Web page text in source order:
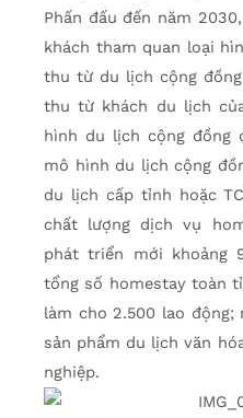
Phấn đấu đến năm
khách tham quan loại
thu từ du lịch cộng
thu từ khách du lịch
hình du lịch cộng đồng
mô hình du lịch cộng
du lịch cấp tỉnh hoặc
chất lượng dịch vụ
phát triển mới khoảng
tổng số homestay toàn
làm cho 2.500 lao
sản phẩm du lịch văn
nghiệp.